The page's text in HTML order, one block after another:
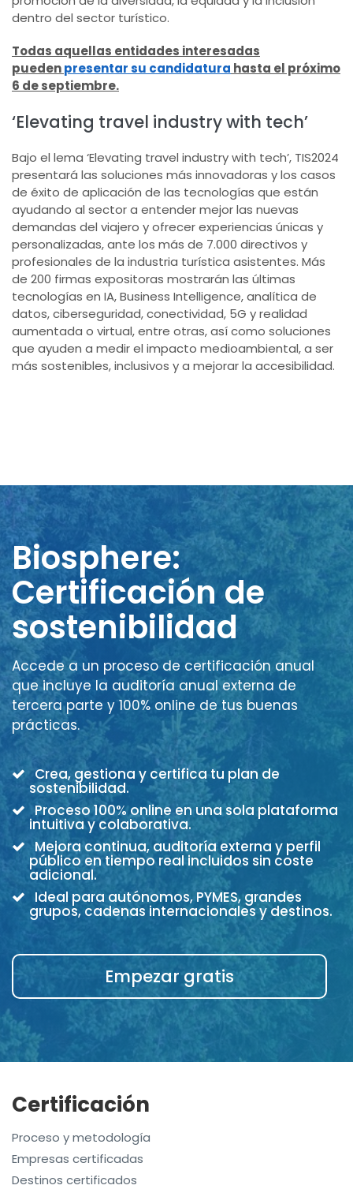
dentro del sector turístico.
Todas aquellas entidades interesadas
puedenpresentar su candidatura hasta el próximo
6 de septiembre.
‘Elevating travel industry with tech’
Bajo el lema ‘Elevating travel industry with tech’, TIS2024
presentará las soluciones más innovadoras y los casos
de éxito de aplicación de las tecnologías que están
ayudando al sector a entender mejor las nuevas
demandas del viajero y ofrecer experiencias únicas y
personalizadas, ante los más de 7.000 directivos y
profesionales de la industria turística asistentes. Más
de 200 firmas expositoras mostrarán las últimas
tecnologías en IA, Business Intelligence, analítica de
datos, ciberseguridad, conectividad, 5G y realidad
aumentada o virtual, entre otras, así como soluciones
que ayuden a medir el impacto medioambiental, a ser
más sostenibles, inclusivos y a mejorar la accesibilidad.
Biosphere:
Certificación de
sostenibilidad
Accede a un proceso de certificación anual
que incluye la auditoría anual externa de
tercera parte y 100% online de tus buenas
prácticas.
Crea, gestiona y certifica tu plan de
sostenibilidad.
Proceso 100% online en una sola plataforma
intuitiva y colaborativa.
Mejora continua, auditoría externa y perfil
público en tiempo real incluidos sin coste
adicional.
Ideal para autónomos, PYMES, grandes
grupos, cadenas internacionales y destinos.
Empezar gratis
Certificación
Proceso y metodología
Empresas certificadas
Destinos certificados